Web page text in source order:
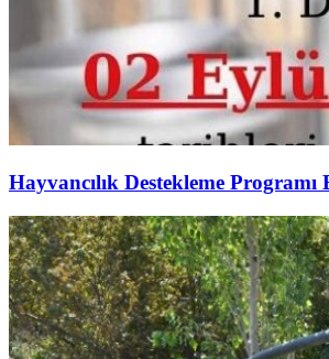
Hayvancılık Destekleme Programı